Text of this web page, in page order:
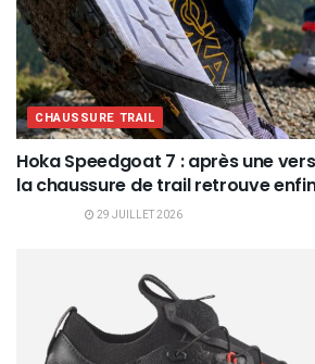
CHAUSSURE TRAIL
Hoka Speedgoat 7 : après une
la chaussure de trail retrouve
29 JUILLET 2026